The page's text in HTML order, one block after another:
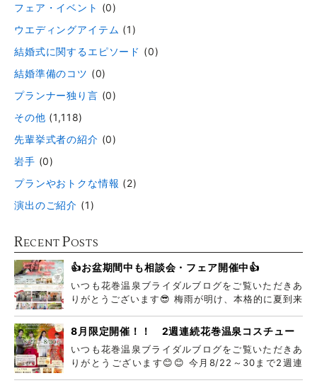
フェア・イベント (0)
ウエディングアイテム (1)
結婚式に関するエピソード (0)
結婚準備のコツ (0)
プランナー独り言 (0)
その他 (1,118)
先輩挙式者の紹介 (0)
岩手 (0)
プランやおトクな情報 (2)
演出のご紹介 (1)
RECENT POSTS
👍お盆期間中も相談会・フェア開催中👍
いつも花巻温泉ブライダルブログをご覧いただきあ
りがとうございます😎 梅雨が明け、本格的に夏到来
8月限定開催！！ 2週連続花巻温泉コスチュー
ムフェア
いつも花巻温泉ブライダルブログをご覧いただきあ
りがとうございます😊😊 今月8/22～30まで2週連